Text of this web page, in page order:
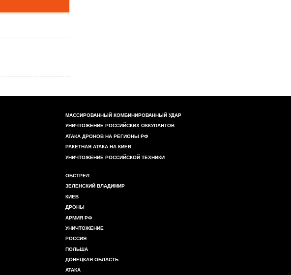
МАССИРОВАННЫЙ КОМБИНИРОВАННЫЙ УДАР
УНИЧТОЖЕНИЕ РОССИЙСКИХ ОККУПАНТОВ
АТАКА ДРОНОВ НА РЕГИОНЫ РФ
РАКЕТНАЯ АТАКА НА КИЕВ
УНИЧТОЖЕНИЕ РОССИЙСКОЙ ТЕХНИКИ
ОБСТРЕЛ
ЗЕЛЕНСКИЙ ВЛАДИМИР
КИЕВ
ДРОНЫ
АРМИЯ РФ
УНИЧТОЖЕНИЕ
РОССИЯ
ПОЛЬША
ДОНЕЦКАЯ ОБЛАСТЬ
АТАКА